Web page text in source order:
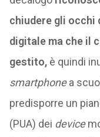
chiudere gli occhi
digitale ma che il
gestito,è quindi
smartphonea
predisporre un
(PUA) dei device